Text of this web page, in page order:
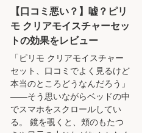
【口コミ悪い？】嘘？ピリ
モ クリアモイスチャーセッ
トの効果をレビュー
「ピリモ クリアモイスチャー
セット、口コミでよく見るけど
本当のところどうなんだろう」
——そう思いながらベッドの中
でスマホをスクロールしてい
る。 鏡を覗くと、頬のもたつ